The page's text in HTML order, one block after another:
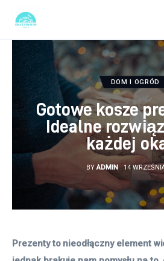
Turystyka
Lifestyle
Dom i ogród
DOM I OGRÓD
Gotowe kosze
Idealne
każdej
BY ADMIN 14
Prezenty to nieodłączny element